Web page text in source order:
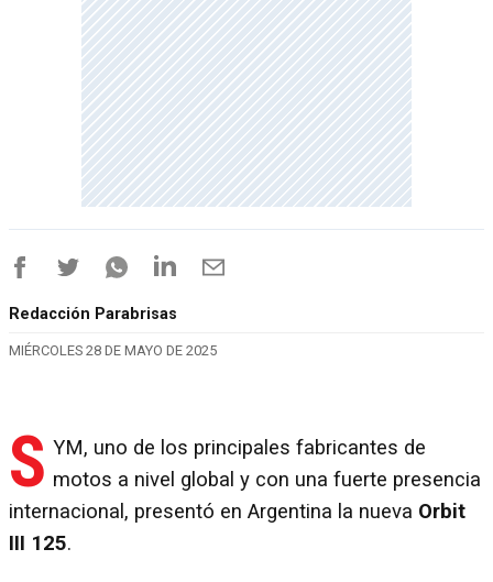
Redacción Parabrisas
MIÉRCOLES 28 DE MAYO DE 2025
S YM, uno de los principales fabricantes de
motos a nivel global y con una fuerte presencia
internacional, presentó en Argentina la nueva Orbit
III 125.